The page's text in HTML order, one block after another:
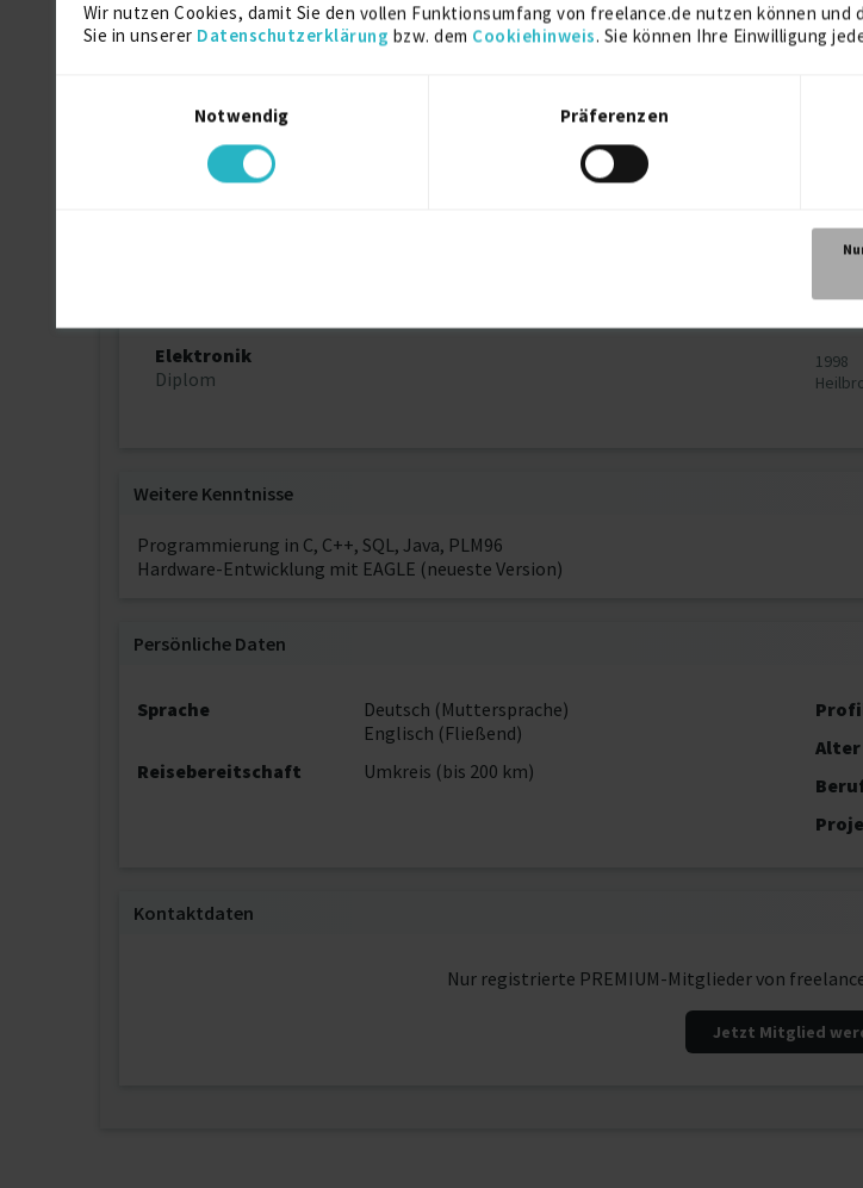
Wir nutzen Cookies, damit Sie den vollen Funktionsumfang von freelance.de nutzen können
Sie in unserer Datenschutzerklärung bzw. dem Cookiehinweis. Sie können Ihre Einwilligung
Notwendig
Präferenzen
Geschäftsführer 1999
Entwicklungsleiter
Entwickler Hardware
Elektronik
Diplom
1998
Weitere Kenntnisse
Programmierung in C, C++, SQL, Java, PLM96
Hardware-Entwicklung mit EAGLE (neueste Version)
Persönliche Daten
Sprache
Deutsch (Muttersprache)
Englisch (Fließend)
Reisebereitschaft
Umkreis (bis 200 km)
Alter
Kontaktdaten
Nur registrierte PREMIUM-Mitglieder von
Jetzt Mitglied